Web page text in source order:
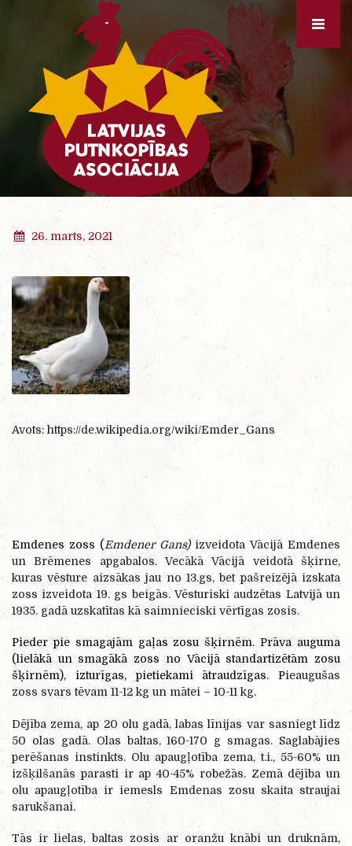
26. marts, 2021
Avots: https://de.wikipedia.org/wiki/Emder_Gans
Emdenes zoss (Emdener Gans) izveidota Vācijā Emdenes
un Brēmenes apgabalos. Vecākā Vācijā veidotā šķirne,
kuras vēsture aizsākas jau no 13.gs, bet pašreizējā izskata
zoss izveidota 19. gs beigās. Vēsturiski audzētas Latvijā un
1935. gadā uzskatītas kā saimnieciski vērtīgas zosis.
Pieder pie smagajām gaļas zosu šķirnēm. Prāva auguma
(lielākā un smagākā zoss no Vācijā standartizētām zosu
šķirnēm), izturīgas, pietiekami ātraudzīgas. Pieaugušas
zoss svars tēvam 11-12 kg un mātei – 10-11 kg.
Dējība zema, ap 20 olu gadā, labas līnijas var sasniegt līdz
50 olas gadā. Olas baltas, 160-170 g smagas. Saglabājies
perēšanas instinkts. Olu apaugļotība zema, t.i., 55-60% un
izšķilšanās parasti ir ap 40-45% robežās. Zemā dējība un
olu apaugļotība ir iemesl s Emdenas zosu skaita straujai
sarukšanai.
Tās ir lielas, baltas zosis ar oranžu knābi un druknām,